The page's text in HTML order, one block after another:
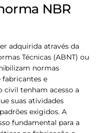
NBR
adquirida através da
Técnicas (ABNT) ou
normas
e
civil tenham acesso a
suas atividades
exigidos. A
fundamental para a